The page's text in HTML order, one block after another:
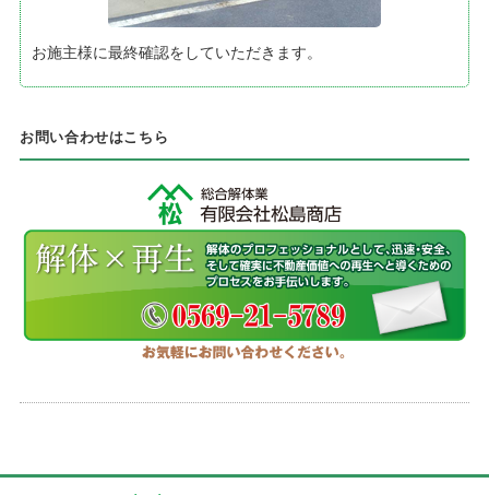
お施主様に最終確認をしていただきます。
お問い合わせはこちら